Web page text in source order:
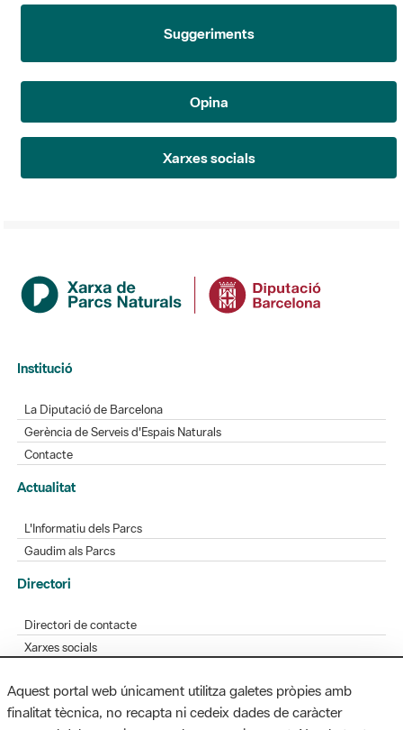
Suggeriments
Opina
Xarxes socials
Institució
La Diputació de Barcelona
Gerència de Serveis d'Espais Naturals
Contacte
Actualitat
L'Informatiu dels Parcs
Gaudim als Parcs
Directori
Directori de contacte
Xarxes socials
Bústia de suggeriments
Opineu sobre els parcs
Aquest portal web únicament utilitza galetes pròpies amb
finalitat tècnica, no recapta ni cedeix dades de caràcter